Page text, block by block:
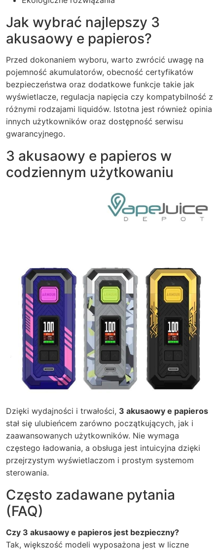
Jak wybrać najlepszy 3
akusaowy e papieros?
Przed dokonaniem wyboru, warto zwrócić uwagę na
pojemność akumulatorów, obecność certyfikatów
bezpieczeństwa oraz dodatkowe funkcje takie jak
wyświetlacze, regulacja napięcia czy kompatybilność z
różnymi rodzajami liquidów. Istotna jest również opinia
innych użytkowników oraz dostępność serwisu
gwarancyjnego.
3 akusaowy e papieros w
codziennym użytkowaniu
Dzięki wydajności i trwałości, 3 akusaowy e papieros
stał się ulubieńcem zarówno początkujących, jak i
zaawansowanych użytkowników. Nie wymaga
częstego ładowania, a obsługa jest intuicyjna dzięki
przejrzystym wyświetlaczom i prostym systemom
sterowania.
Często zadawane pytania
(FAQ)
Czy 3 akusaowy e papieros jest bezpieczny?
Tak, większość modeli wyposażona jest w liczne